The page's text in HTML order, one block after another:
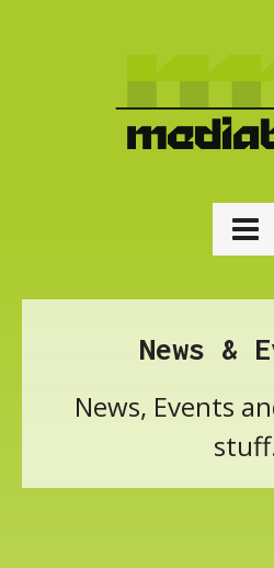
News &
News, Events